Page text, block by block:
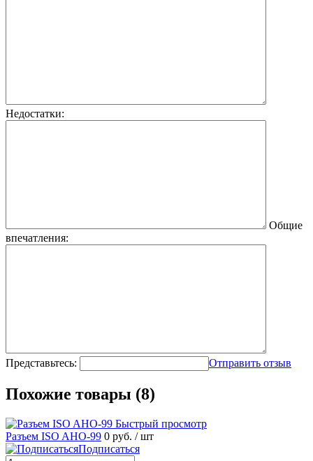
Недостатки:
Общие
впечатления:
Представьтесь: Отправить отзыв
Похожие товары (8)
Быстрый просмотр
Разъем ISO AHO-99 0 руб. / шт
Подписаться